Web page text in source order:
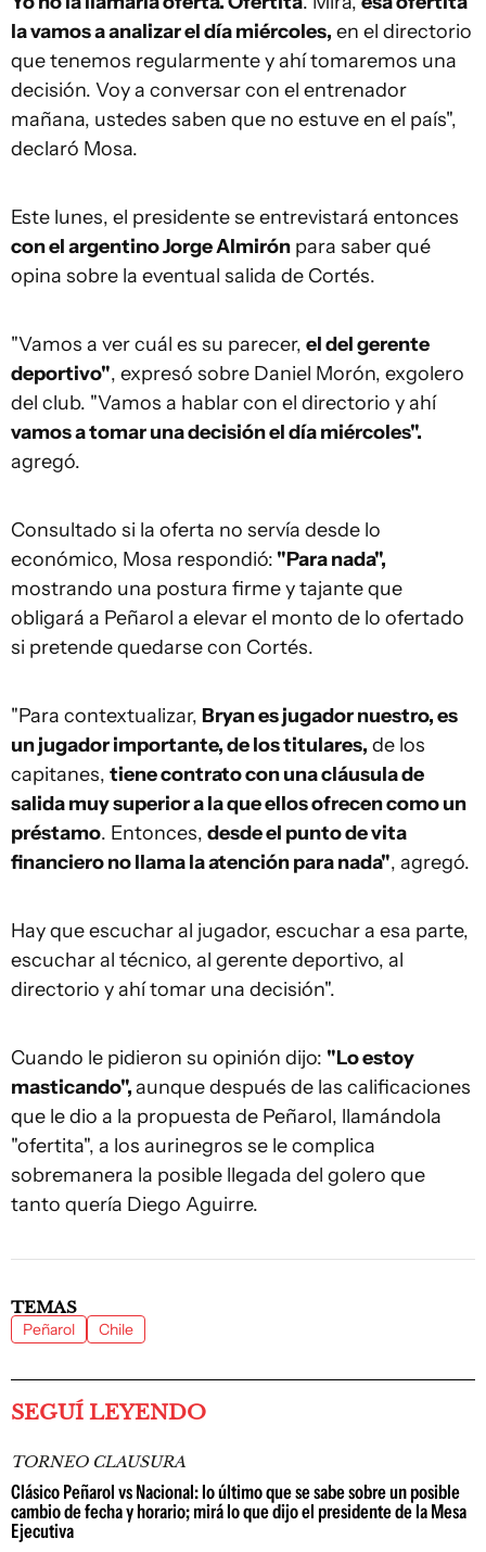
la vamos a analizar el día miércoles, en el directorio
que tenemos regularmente y ahí tomaremos una
decisión. Voy a conversar con el entrenador
mañana, ustedes saben que no estuve en el país",
declaró Mosa.
Este lunes, el presidente se entrevistará entonces
con el argentino Jorge Almirón para saber qué
opina sobre la eventual salida de Cortés.
"Vamos a ver cuál es su parecer, el del gerente
deportivo", expresó sobre Daniel Morón, exgolero
del club. "Vamos a hablar con el directorio y ahí
vamos a tomar una decisión el día miércoles".
agregó.
Consultado si la oferta no servía desde lo
económico, Mosa respondió: "Para nada",
mostrando una postura firme y tajante que
obligará a Peñarol a elevar el monto de lo ofertado
si pretende quedarse con Cortés.
"Para contextualizar, Bryan es jugador nuestro, es
un jugador importante, de los titulares, de los
capitanes, tiene contrato con una cláusula de
salida muy superior a la que ellos ofrecen como un
préstamo. Entonces, desde el punto de vita
financiero no llama la atención para nada", agregó.
Hay que escuchar al jugador, escuchar a esa parte,
escuchar al técnico, al gerente deportivo, al
directorio y ahí tomar una decisión".
Cuando le pidieron su opinión dijo: "Lo estoy
masticando",aunque después de las calificaciones
que le dio a la propuesta de Peñarol, llamándola
"ofertita", a los aurinegros se le complica
sobremanera la posible llegada del golero que
tanto quería Diego Aguirre.
TEMAS
Peñarol Chile
SEGUÍ LEYENDO
TORNEO CLAUSURA
Clásico Peñarol vs Nacional: lo último que se sabe sobre un posible
cambio de fecha y horario; mirá lo que dijo el presidente de la Mesa
Ejecutiva